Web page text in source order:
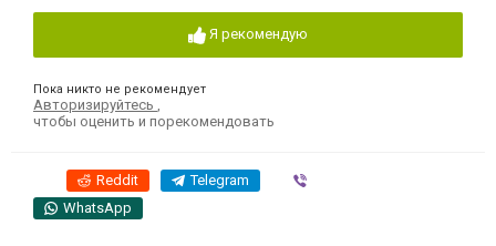
Я рекомендую
Пока никто не рекомендует
Авторизируйтесь
чтобы оценить и порекомендовать
Reddit Telegram
WhatsApp